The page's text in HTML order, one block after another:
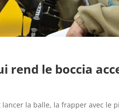
rend le boccia
la balle, la frapper avec le